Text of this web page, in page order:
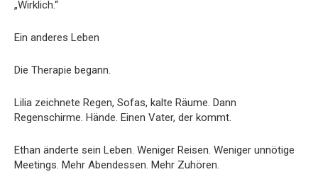
„Wirklich.“
Ein anderes Leben
Die Therapie begann.
Lilia zeichnete Regen, Sofas, kalte Räume. Dann
Regenschirme. Hände. Einen Vater, der kommt.
Ethan änderte sein Leben. Weniger Reisen. Weniger unnötige
Meetings. Mehr Abendessen. Mehr Zuhören.